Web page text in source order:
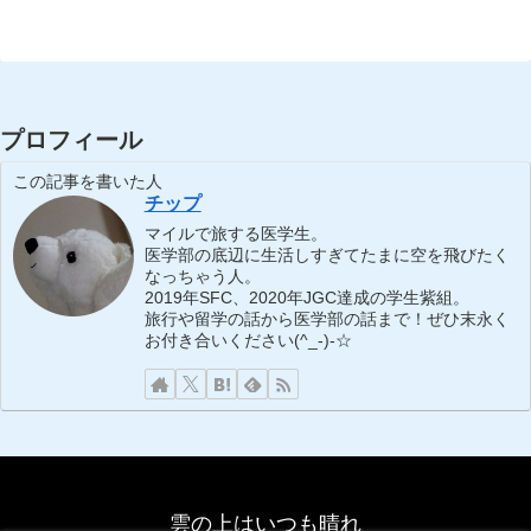
プロフィール
この記事を書いた人
チップ
マイルで旅する医学生。
医学部の底辺に生活しすぎてたまに空を飛びたく
なっちゃう人。
2019年SFC、2020年JGC達成の学生紫組。
旅行や留学の話から医学部の話まで！ぜひ末永く
お付き合いください(^_-)-☆
雲の上はいつも晴れ